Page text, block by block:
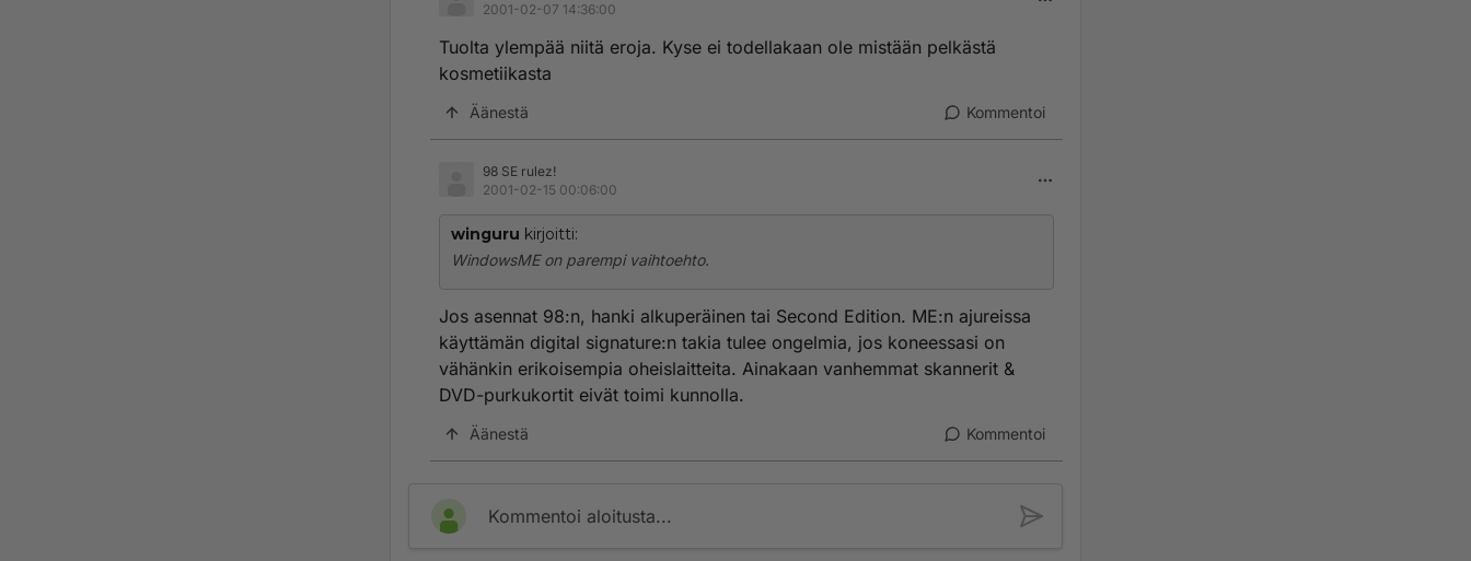
2001-02-07 14:36:00
Tuolta ylempää niitä eroja. Kyse ei todellakaan ole mistään pelkästä
kosmetiikasta
Äänestä Kommentoi
98 SE rulez!
2001-02-15 00:06:00
winguru kirjoitti:
WindowsME on parempi vaihtoehto.
Jos asennat 98:n, hanki alkuperäinen tai Second Edition. ME:n ajureissa
käyttämän digital signature:n takia tulee ongelmia, jos koneessasi on
vähänkin erikoisempia oheislaitteita. Ainakaan vanhemmat skannerit &
DVD-purkukortit eivät toimi kunnolla.
Äänestä Kommentoi
Kommentoi aloitusta...